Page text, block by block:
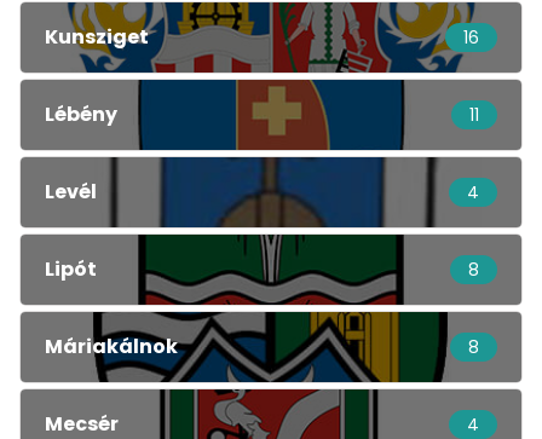
Kunsziget 16
Lébény 11
Levél 4
Lipót 8
Máriakálnok 8
Mecsér 4